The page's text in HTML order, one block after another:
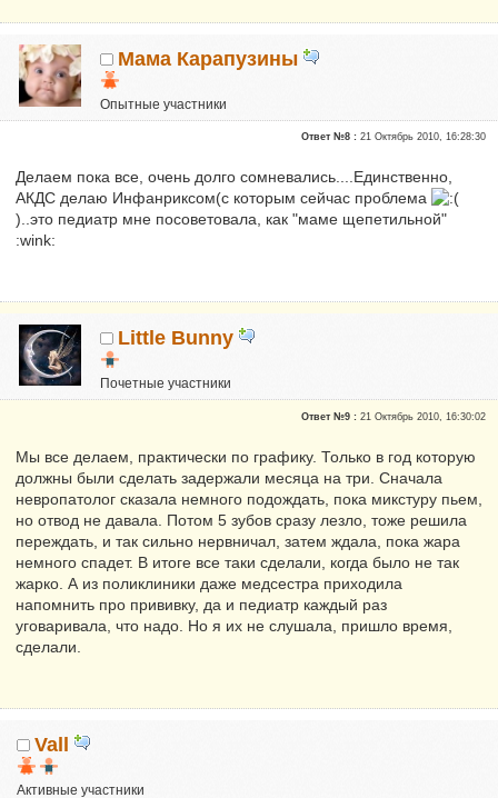
Мама Карапузины
Опытные участники
Репутация:0
Ответ №8 :21 Октябрь 2010, 16:28:30
Делаем пока все, очень долго сомневались....Единственно,
АКДС делаю Инфанриксом(с которым сейчас проблема
)..это педиатр мне посоветовала, как "маме щепетильной"
:wink:
Little Bunny
Почетные участники
Ответ №9 :21 Октябрь 2010, 16:30:02
Мы все делаем, практически по графику. Только в год которую
должны были сделать задержали месяца на три. Сначала
невропатолог сказала немного подождать, пока микстуру пьем,
но отвод не давала. Потом 5 зубов сразу лезло, тоже решила
переждать, и так сильно нервничал, затем ждала, пока жара
немного спадет. В итоге все таки сделали, когда было не так
жарко. А из поликлиники даже медсестра приходила
напомнить про прививку, да и педиатр каждый раз
уговаривала, что надо. Но я их не слушала, пришло время,
сделали.
Vall
Активные участники